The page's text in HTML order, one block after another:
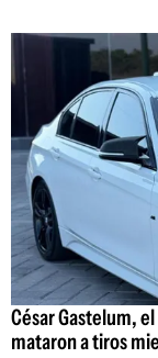
César Gastelum,
mataron a tiros